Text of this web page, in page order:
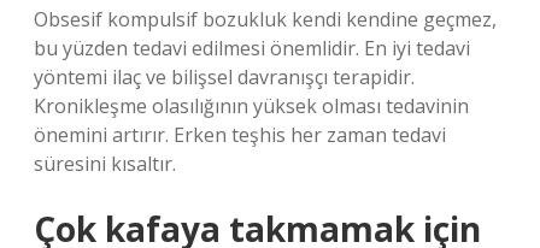
Obsesif kompulsif bozukluk kendi kendine geçmez,
bu yüzden tedavi edilmesi önemlidir. En iyi tedavi
yöntemi ilaç ve bilişsel davranışçı terapidir.
Kronikleşme olasılığının yüksek olması tedavinin
önemini artırır. Erken teşhis her zaman tedavi
süresini kısaltır.
Çok kafaya takmamak için